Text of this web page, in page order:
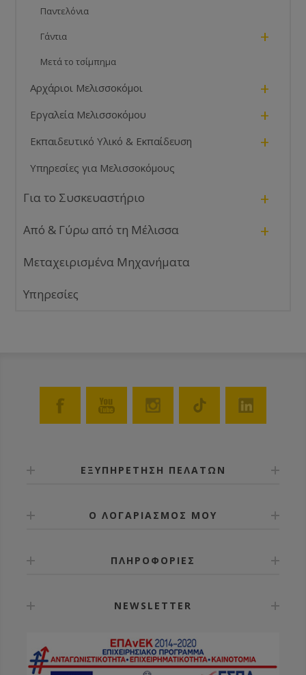
Παντελόνια
Γάντια +
Μετά το τσίμπημα
Αρχάριοι Μελισσοκόμοι +
Εργαλεία Μελισσοκόμου +
Εκπαιδευτικό Υλικό & Εκπαίδευση +
Υπηρεσίες για Μελισσοκόμους
Για το Συσκευαστήριο +
Από & Γύρω από τη Μέλισσα +
Μεταχειρισμένα Μηχανήματα
Υπηρεσίες
ΕΞΥΠΗΡΕΤΗΣΗ ΠΕΛΑΤΩΝ
Ο ΛΟΓΑΡΙΑΣΜΟΣ ΜΟΥ
ΠΛΗΡΟΦΟΡΙΕΣ
NEWSLETTER